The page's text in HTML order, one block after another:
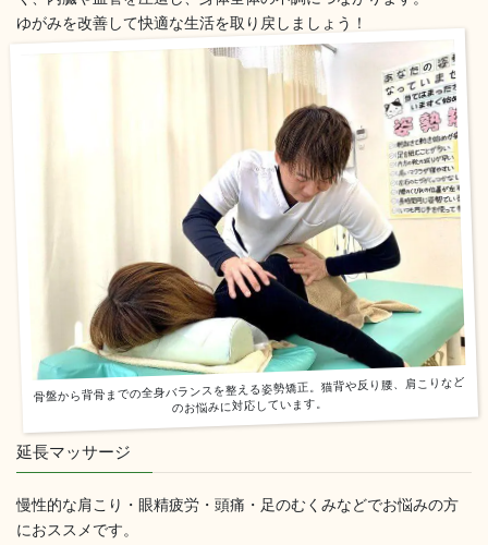
ゆがみを改善して快適な生活を取り戻しましょう！
骨盤から背骨までの全身バランスを整える姿勢矯正。猫背や反り腰、肩こりなど
のお悩みに対応しています。
延長マッサージ
慢性的な肩こり・眼精疲労・頭痛・足のむくみなどでお悩みの方
におススメです。